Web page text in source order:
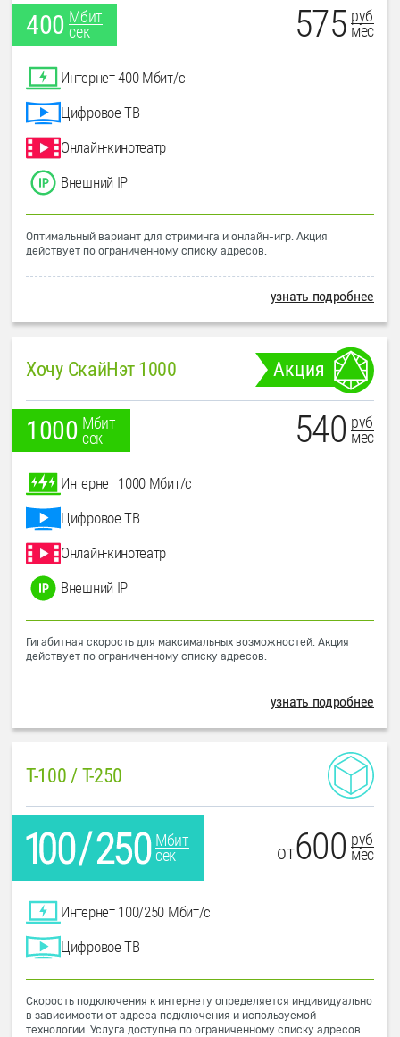
400 Мбит
сек
575 руб
мес
Интернет 400 Мбит/с
Цифровое ТВ
Онлайн-кинотеатр
Внешний IP
Оптимальный вариант для стриминга и онлайн-игр. Акция
действует по ограниченному списку адресов.
узнать подробнее
Хочу СкайНэт 1000 Акция
1000 Мбит
сек
540 руб
мес
Интернет 1000 Мбит/с
Цифровое ТВ
Онлайн-кинотеатр
Внешний IP
Гигабитная скорость для максимальных возможностей. Акция
действует по ограниченному списку адресов.
узнать подробнее
T-100 / T-250
Мбит
сек
от600 руб
мес
Интернет 100/250 Мбит/с
Цифровое ТВ
Скорость подключения к интернету определяется индивидуально
в зависимости от адреса подключения и используемой
технологии. Услуга доступна по ограниченному списку адресов.